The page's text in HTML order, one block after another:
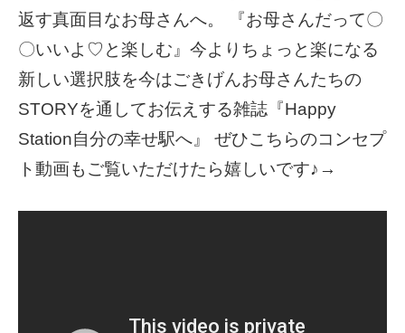
返す真面目なお母さんへ。 『お母さんだって〇
〇いいよ♡と楽しむ』今よりちょっと楽になる
新しい選択肢を今はごきげんお母さんたちの
STORYを通してお伝えする雑誌『Happy
Station自分の幸せ駅へ』 ぜひこちらのコンセプ
ト動画もご覧いただけたら嬉しいです♪→